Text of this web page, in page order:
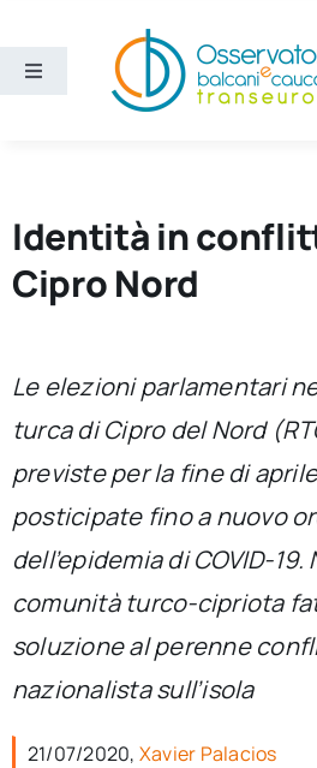
contenuto
Toggle
Ricerca e divulgazione
Sezioni
Cerca
per:
Newsletter
Ita
Identità in
Cipro Nord
Le elezioni parlamentari
turca di Cipro del Nord
previste per la fine di
posticipate fino a nuovo
dell’epidemia di COVID-
comunità turco-cipriota
soluzione al perenne
nazionalista sull’isola
21/07/2020, Xavier Palacios